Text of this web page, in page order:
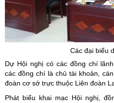
Các đại biểu
Dự Hội nghị có các đồng chí
các đồng chí là chủ tài khoản,
đoàn cơ sở trực thuộc Liên đoàn
Phát biểu khai mạc Hội nghị,